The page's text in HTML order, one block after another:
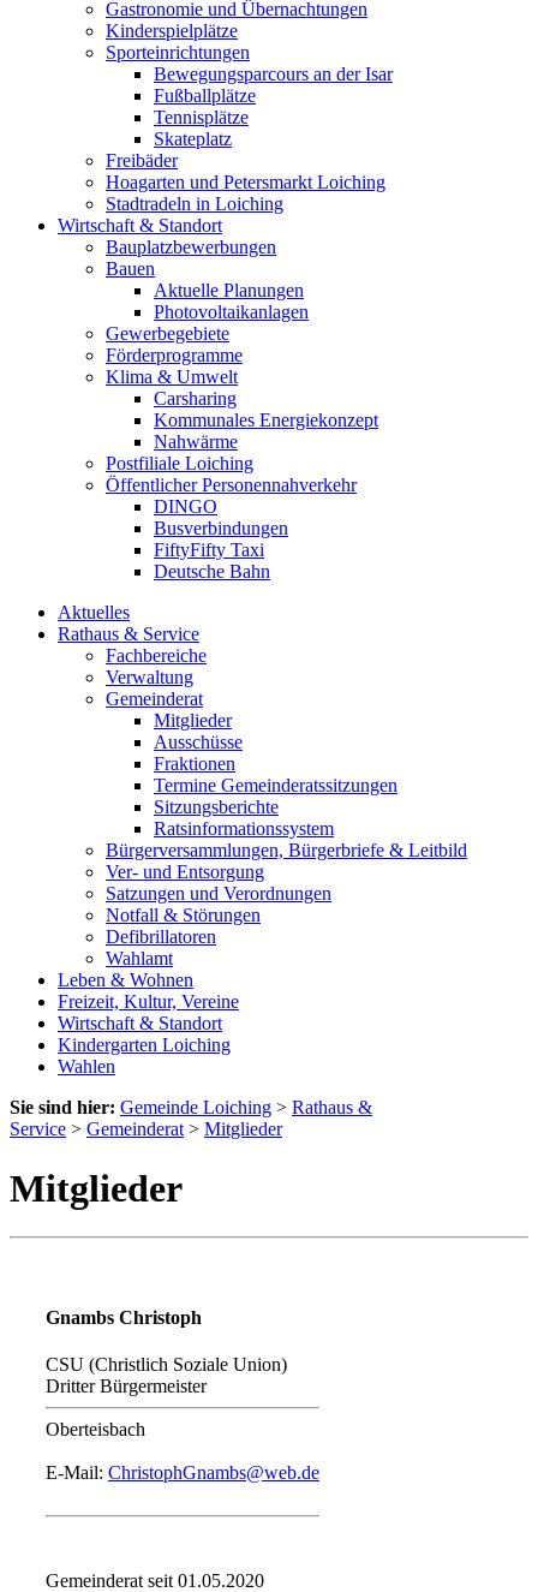
Gastronomie und Übernachtungen
Kinderspielplätze
Sporteinrichtungen
Bewegungsparcours an der Isar
Fußballplätze
Tennisplätze
Skateplatz
Freibäder
Hoagarten und Petersmarkt Loiching
Stadtradeln in Loiching
Wirtschaft & Standort
Bauplatzbewerbungen
Bauen
Aktuelle Planungen
Photovoltaikanlagen
Gewerbegebiete
Förderprogramme
Klima & Umwelt
Carsharing
Kommunales Energiekonzept
Nahwärme
Postfiliale Loiching
Öffentlicher Personennahverkehr
DINGO
Busverbindungen
FiftyFifty Taxi
Deutsche Bahn
Aktuelles
Rathaus & Service
Fachbereiche
Verwaltung
Gemeinderat
Mitglieder
Ausschüsse
Fraktionen
Termine Gemeinderatssitzungen
Sitzungsberichte
Ratsinformationssystem
Bürgerversammlungen, Bürgerbriefe & Leitbild
Ver- und Entsorgung
Satzungen und Verordnungen
Notfall & Störungen
Defibrillatoren
Wahlamt
Leben & Wohnen
Freizeit, Kultur, Vereine
Wirtschaft & Standort
Kindergarten Loiching
Wahlen
Sie sind hier: Gemeinde Loiching > Rathaus &
Service > Gemeinderat > Mitglieder
Mitglieder
Gnambs Christoph
CSU (Christlich Soziale Union)
Dritter Bürgermeister
Oberteisbach
E-Mail: ChristophGnambs@web.de
Gemeinderat seit 01.05.2020